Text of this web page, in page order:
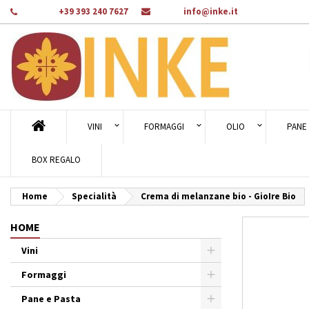
+39 393 240 7627 info@inke.it
VINI FORMAGGI OLIO PANE
BOX REGALO
Home Specialità Crema di melanzane bio - GioIre Bio
HOME
Vini
Formaggi
Pane e Pasta